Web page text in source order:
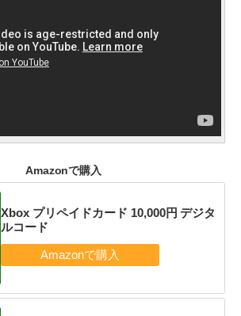
Amazonで購入
Xbox プリペイドカード 10,000円 デジタ
ルコード